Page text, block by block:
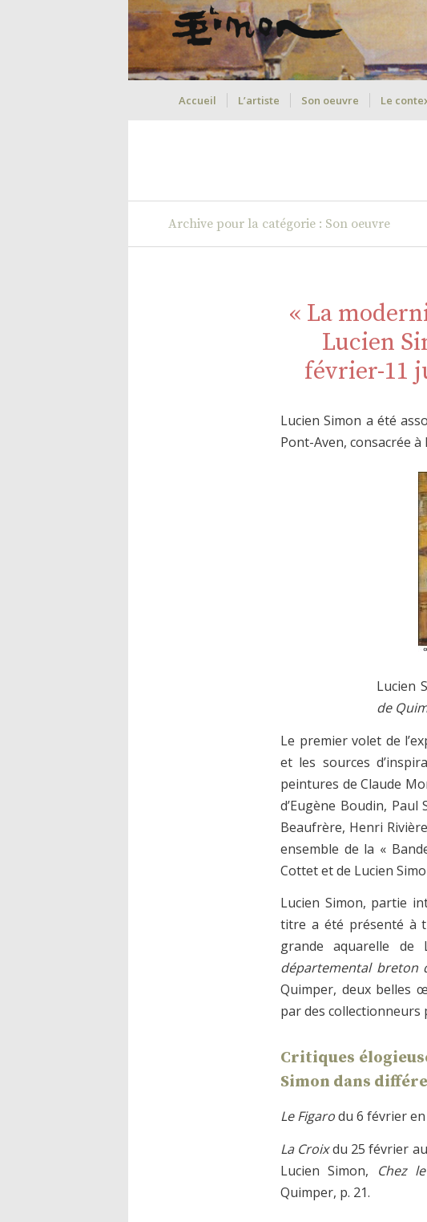
Accueil L’artiste Son oeuvre Le
Archive pour la catégorie : Son oeuvre
« La
Lucien
février-11
Lucien Simon a été
Pont-Aven, consacrée
Lucien
de
Le premier volet de
et les sources
peintures de Claude
d’Eugène Boudin,
Beaufrère, Henri
ensemble de la «
Cottet et de Lucien
Lucien Simon, partie
titre a été présenté à
grande aquarelle de
départemental breton
Quimper, deux belles
par des collectionneurs
Critiques
Simon dans
Le Figarodu 6 février
La Croixdu 25 février
Lucien Simon, Chez
Quimper, p. 21.